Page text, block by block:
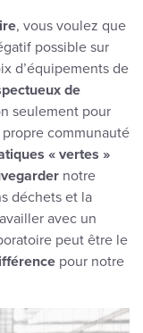
, vous voulez que
possible sur
d’équipements de
de
seulement pour
communauté
« vertes »
notre
déchets et la
avec un
peut être le
pour notre